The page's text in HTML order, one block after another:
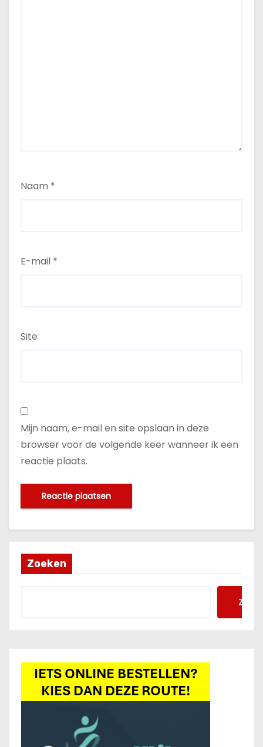
Naam *
E-mail *
Site
Mijn naam, e-mail en site opslaan in deze
browser voor de volgende keer wanneer ik een
reactie plaats.
Zoeken